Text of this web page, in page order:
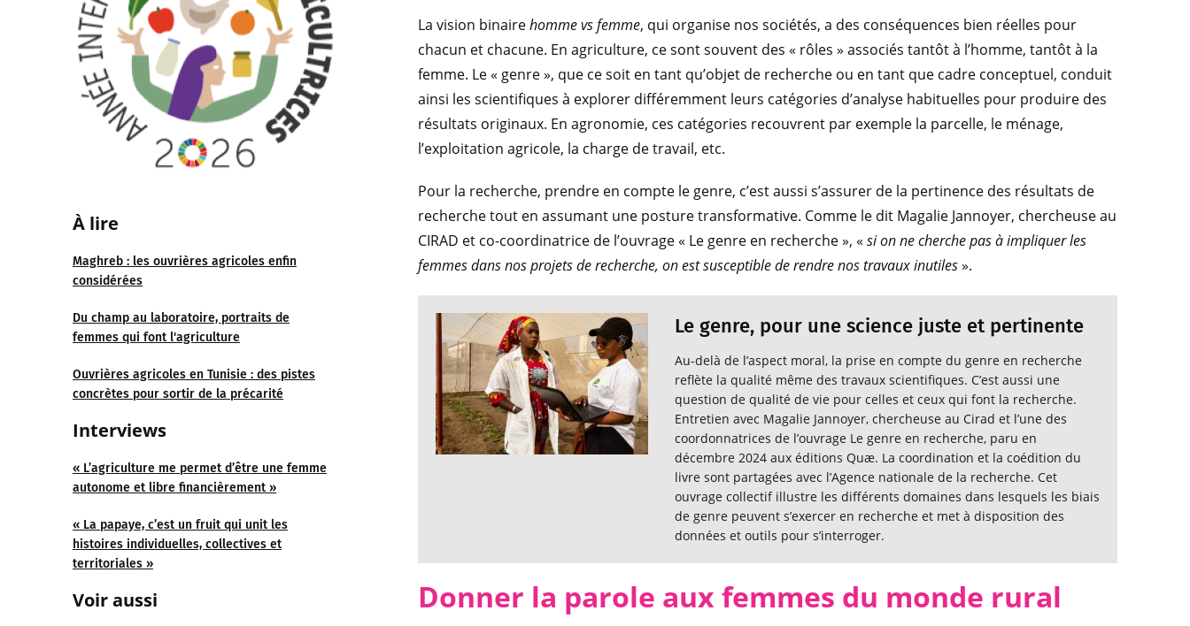
À lire
Maghreb : les ouvrières agricoles enfin
considérées
Du champ au laboratoire, portraits de
femmes qui font l'agriculture
Ouvrières agricoles en Tunisie : des pistes
concrètes pour sortir de la précarité
Interviews
« L’agriculture me permet d’être une femme
autonome et libre financièrement »
« La papaye, c’est un fruit qui unit les
histoires individuelles, collectives et
territoriales »
Voir aussi
La vision binairehomme vs femme, qui organise nos sociétés, a des conséquences bien réelles pour
chacun et chacune. En agriculture, ce sont souvent des « rôles » associés tantôt à l’homme, tantôt à la
femme. Le « genre », que ce soit en tant qu’objet de recherche ou en tant que cadre conceptuel, conduit
ainsi les scientifiques à explorer différemment leurs catégories d’analyse habituelles pour produire des
résultats originaux. En agronomie, ces catégories recouvrent par exemple la parcelle, le ménage,
l’exploitation agricole, la charge de travail, etc.
Pour la recherche, prendre en compte le genre, c’est aussi s’assurer de la pertinence des résultats de
recherche tout en assumant une posture transformative. Comme le dit Magalie Jannoyer, chercheuse au
CIRAD et co-coordinatrice de l’ouvrage « Le genre en recherche », « si on ne cherche pas à impliquer les
femmes dans nos projets de recherche, on est susceptible de rendre nos travaux inutiles».
Le genre, pour une science juste et pertinente
Au-delà de l’aspect moral, la prise en compte du genre en recherche
reflète la qualité même des travaux scientifiques. C’est aussi une
question de qualité de vie pour celles et ceux qui font la recherche.
Entretien avec Magalie Jannoyer, chercheuse au Cirad et l’une des
coordonnatrices de l’ouvrage Le genre en recherche, paru en
décembre 2024 aux éditions Quæ. La coordination et la coédition du
livre sont partagées avec l’Agence nationale de la recherche. Cet
ouvrage collectif illustre les différents domaines dans lesquels les biais
de genre peuvent s’exercer en recherche et met à disposition des
données et outils pour s’interroger.
Donner la parole aux femmes du monde rural